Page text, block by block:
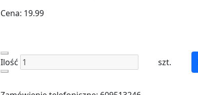
Cena: 19.99
Ilość szt.